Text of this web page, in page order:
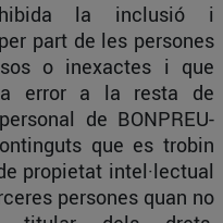
la inclusió i
part de les persones
o inexactes i que
error a la resta de
de BONPREU-
que es trobin
propietat intel·lectual
persones quan no